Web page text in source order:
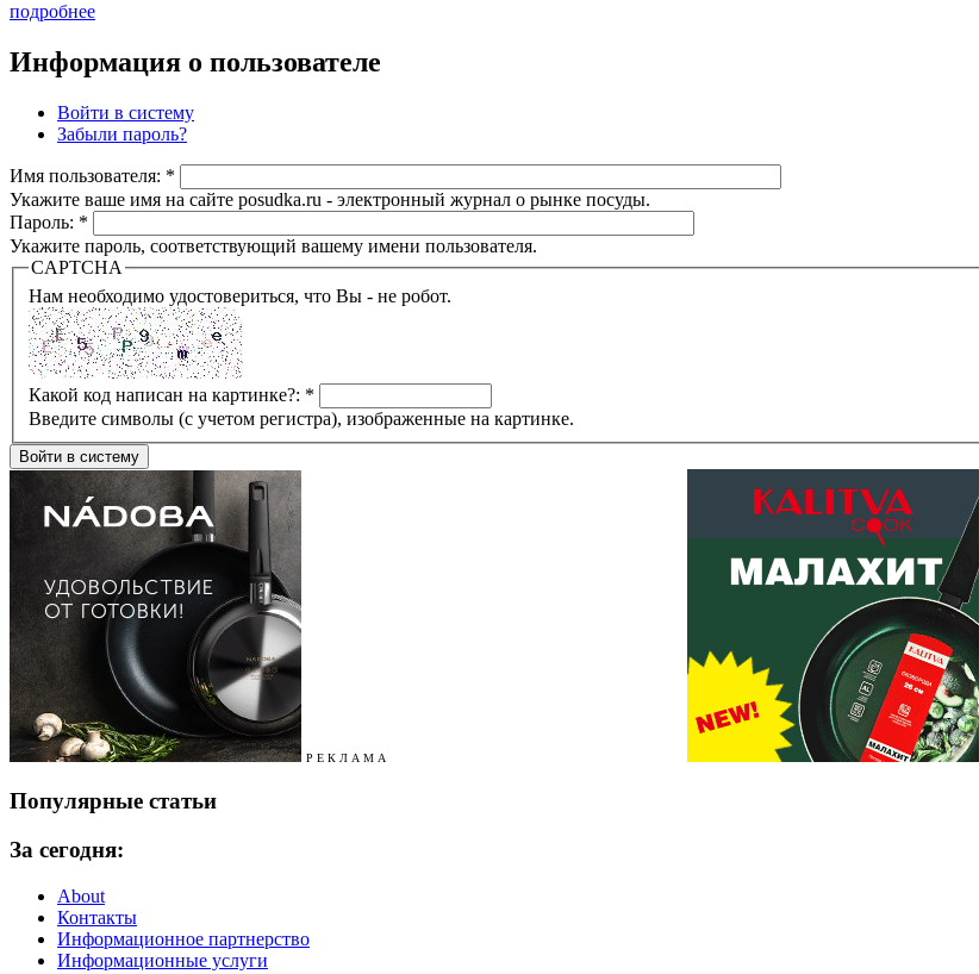
подробнее
Информация о пользователе
Войти в систему
Забыли пароль?
Имя пользователя: *
Укажите ваше имя на сайте posudka.ru - электронный журнал о рынке посуды.
Пароль: *
Укажите пароль, соответствующий вашему имени пользователя.
CAPTCHA
Нам необходимо удостовериться, что Вы - не робот.
Какой код написан на картинке?: *
Введите символы (с учетом регистра), изображенные на картинке.
Р Е К Л А М А
Популярные статьи
За сегодня:
About
Контакты
Информационное партнерство
Информационные услуги